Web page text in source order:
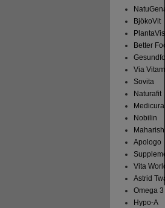
NatuGena
BjökoVit
PlantaVis
Better
Via
Sovita
Naturafit
Nobilin
Apologo
Vita World
Astrid
Omega 3
Hypo-A